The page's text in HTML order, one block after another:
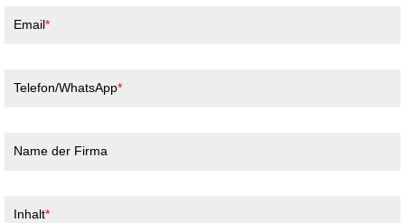
Email
Telefon/WhatsApp
Name der Firma
Inhalt